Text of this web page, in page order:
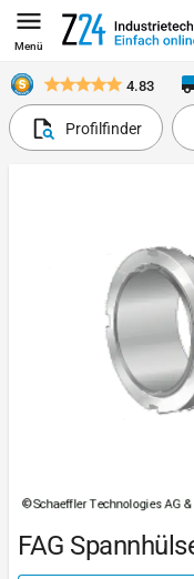
Menü
4.83
Profilfinder
FAG